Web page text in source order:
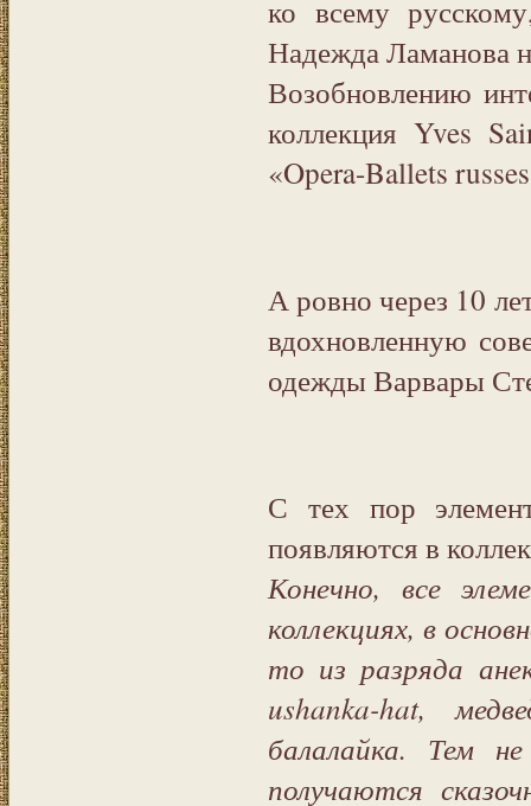
ко всему
Надежда Ламанова
Возобновлению
коллекция Yves
«Opera-Ballets
А ровно через 10
вдохновленную
одежды Варвары
С тех пор
появляются в
Конечно, все
коллекциях, в
то из разряда
ushanka-hat,
балалайка. Тем
получаются